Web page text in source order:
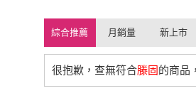
綜合推薦 月銷量 新上市
很抱歉，查無符合滕固的商品